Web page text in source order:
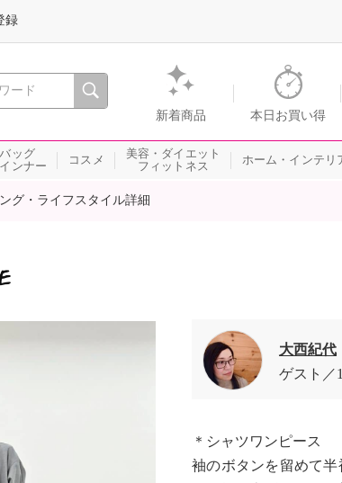
、瞬間を。通販・テレビショッピングのショップチャンネル
新着商品 本日お買い得
録
ッグ
ンナー
コスメ
美容・ダイエット
フィットネス
ホーム・インテリ
グ・ライフスタイル詳細
大西紀代
ゲスト
＊シャツワンピース
袖のボタンを留めて